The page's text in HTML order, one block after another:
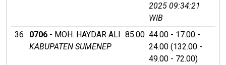
2025 09:34:21
WIB
36
0706 - MOH. HAYDAR ALI
KABUPATEN SUMENEP
85.00 44.00 - 17.00 -
24.00 (132.00 -
49.00 - 72.00)